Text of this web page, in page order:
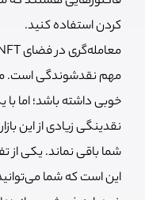
کردن استفاده کنید.
مهم نقدشوندگی است.
خوبی داشته باشد؛ اما
نقدینگی زیادی از این
این است که شما